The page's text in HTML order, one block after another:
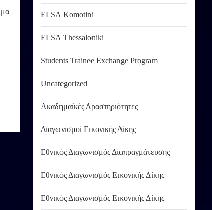
μα
ELSA Komotini
ELSA Thessaloniki
Students Trainee Exchange Program
Uncategorized
Ακαδημαϊκές Δραστηριότητες
Διαγωνισμοί Εικονικής Δίκης
Εθνικός Διαγωνισμός Διαπραγμάτευσης
Εθνικός Διαγωνισμός Εικονικής Δίκης
Εθνικός Διαγωνισμός Εικονικής Δίκης